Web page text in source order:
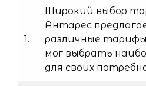
1.
Широкий выбор
Антарес
различные
мог выбрать
для своих